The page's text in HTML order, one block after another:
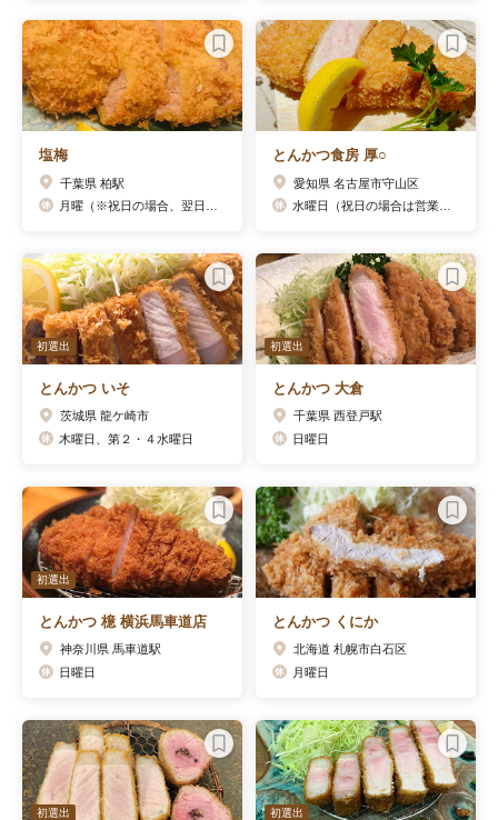
塩梅
千葉県 柏駅
とんかつ食房 厚○
愛知県 名古屋市守山区
初選出
とんかつ いそ
茨城県 龍ケ崎市
木曜日、第２・４水曜日
初選出
とんかつ 大倉
千葉県 西登戸駅
日曜日
初選出
とんかつ 檍 横浜馬車道店
神奈川県 馬車道駅
日曜日
とんかつ くにか
北海道 札幌市白石区
月曜日
初選出 初選出